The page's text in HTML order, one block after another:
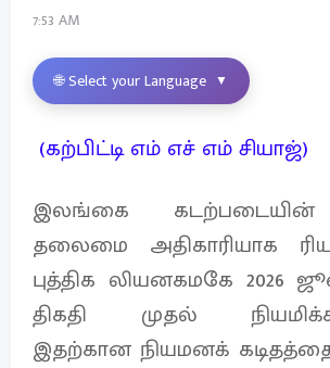
7:53 AM
🌐 Select your Language ▼
(கற்பிட்டி எம் எச் எம் சியாஜ்)
இலங்கை
தலைமை அதிகாரியாக
புத்திக லியனகமகே 2026
திகதி முதல்
இதற்கான நியமனக்